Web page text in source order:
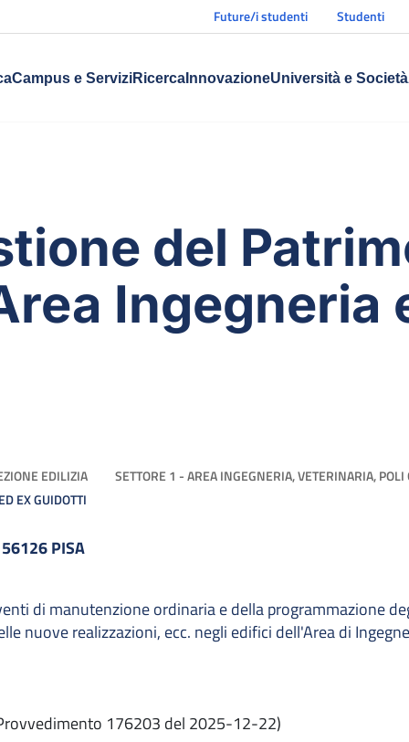
Future/i studenti Studenti
Campus e ServiziRicercaInnovazioneUniversità e Società
del
Ingegneria
EDILIZIA
SETTORE 1 - AREA INGEGNERIA, VETERINARIA,
EX GUIDOTTI
PISA
di manutenzione ordinaria e della programmazione
nuove realizzazioni, ecc. negli edifici dell'Area di
176203 del 2025-12-22)